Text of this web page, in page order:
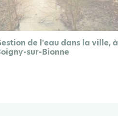
de l'eau dans la ville, à
sur-Bionne